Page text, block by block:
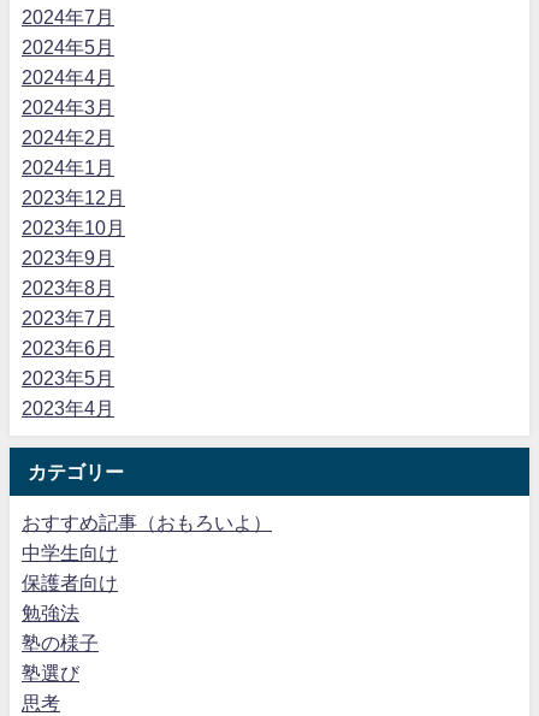
2024年7月
2024年5月
2024年4月
2024年3月
2024年2月
2024年1月
2023年12月
2023年10月
2023年9月
2023年8月
2023年7月
2023年6月
2023年5月
2023年4月
カテゴリー
おすすめ記事（おもろいよ）
中学生向け
保護者向け
勉強法
塾の様子
塾選び
思考